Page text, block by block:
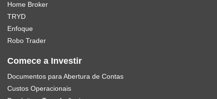
Home Broker
TRYD
Enfoque
Robo Trader
Comece a Investir
Documentos para Abertura de Contas
Custos Operacionais